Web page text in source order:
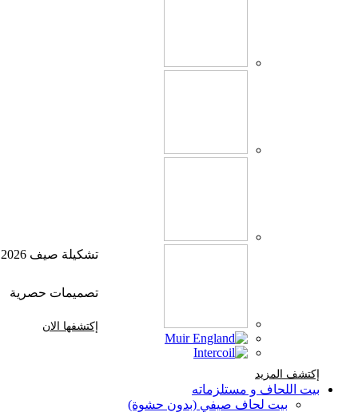
إكتشف المزيد
تشكيلة صيف 2026
تصميمات حصرية
إكتشفها الان
بيت اللحاف و مستلزماته
بيت لحاف صيفي (بدون حشوة)